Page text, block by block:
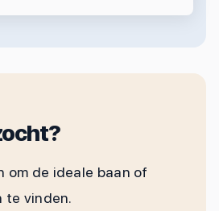
om de ideale baan of
te vinden.